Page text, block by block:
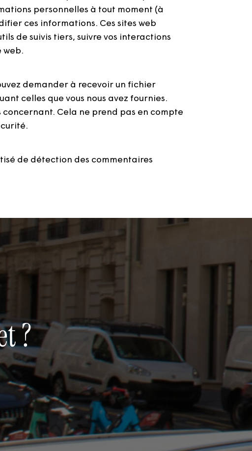
personnelles à tout moment (à
ces informations. Ces sites web
de suivis tiers, suivre vos interactions
web.
demander à recevoir un fichier
celles que vous nous avez fournies.
concernant. Cela ne prend pas en compte
de détection des commentaires
?